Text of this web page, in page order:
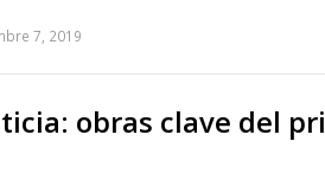
7, 2019
obras clave del